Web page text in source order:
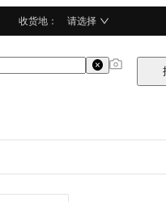
收货地 ： 请选择